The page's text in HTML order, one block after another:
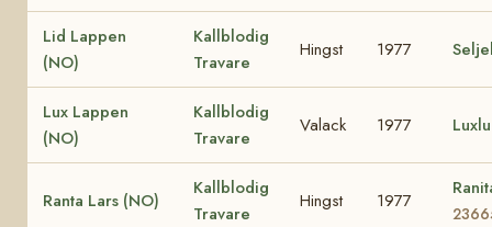
Lid Lappen
(NO)
Kallblodig
Travare
Hingst 1977
Lux Lappen
(NO)
Kallblodig
Travare
Valack 1977
Ranta Lars (NO)
Kallblodig
Travare
Hingst 1977